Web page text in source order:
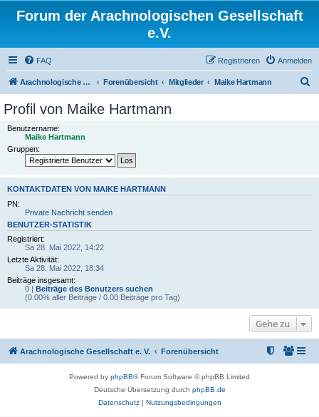
Forum der Arachnologischen Gesellschaft
e.V.
FAQ Anmelden
Registrieren
Arachnologische Gesellschaft e. V. Forenübersicht Mitglieder Maike Hartmann
Profil von Maike Hartmann
Benutzername:
Maike Hartmann
Gruppen:
KONTAKTDATEN VON MAIKE HARTMANN
PN:
Private Nachricht senden
BENUTZER-STATISTIK
Registriert:
Sa 28. Mai 2022, 14:22
Letzte Aktivität:
Sa 28. Mai 2022, 18:34
Beiträge insgesamt:
0 | Beiträge des Benutzers suchen
(0.00% aller Beiträge / 0.00 Beiträge pro Tag)
Gehe zu
Arachnologische Gesellschaft e. V. Forenübersicht
Powered by phpBB® Forum Software © phpBB Limited
Deutsche Übersetzung durch phpBB.de
Datenschutz| Nutzungsbedingungen